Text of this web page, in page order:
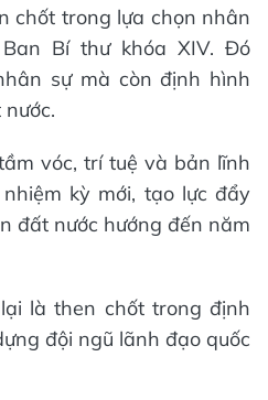
chốt trong lựa chọn nhân
Bí thư khóa XIV. Đó
sự mà còn định hình
vóc, trí tuệ và bản lĩnh
kỳ mới, tạo lực đẩy
đất nước hướng đến năm
là then chốt trong định
đội ngũ lãnh đạo quốc